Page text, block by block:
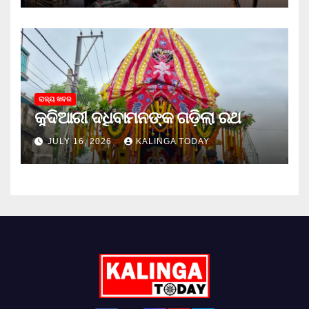
ରାଜ୍ୟ ଖବର
କୁଦିଆରୀ ଦଧିବାମନଙ୍କ ଗଡ଼ିଲା ରଥ
JULY 16, 2026 KALINGA TODAY